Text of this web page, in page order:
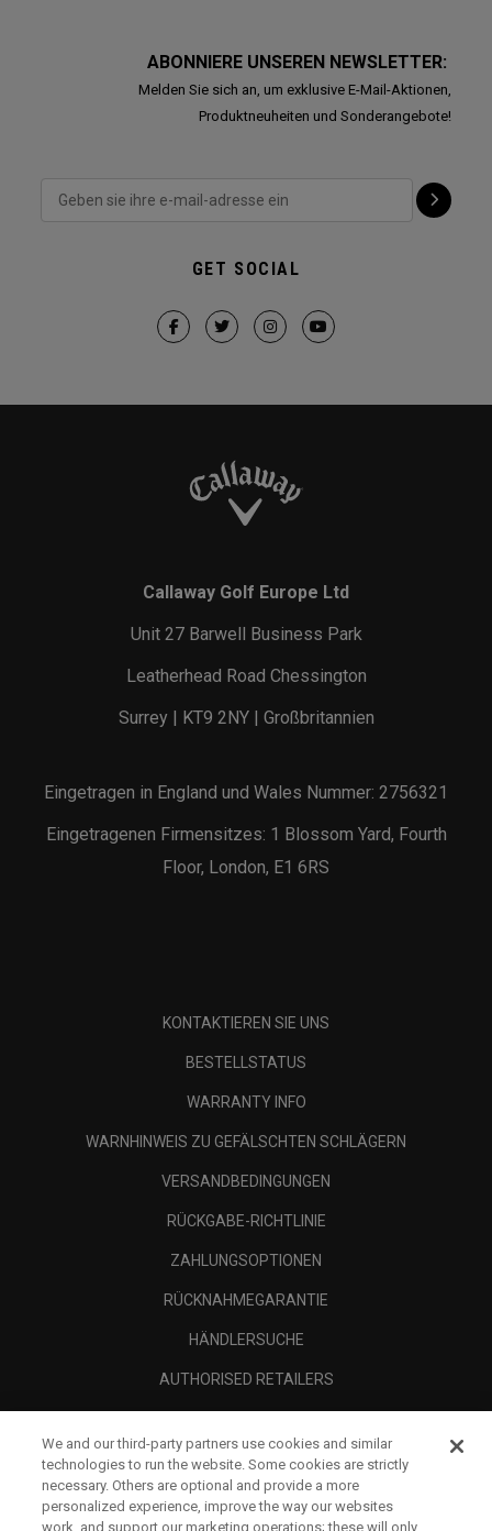
ABONNIERE UNSEREN NEWSLETTER:
Melden Sie sich an, um exklusive E-Mail-Aktionen,
Produktneuheiten und Sonderangebote!
GET SOCIAL
Callaway Golf Europe Ltd
Unit 27 Barwell Business Park
Leatherhead Road Chessington
Surrey | KT9 2NY | Großbritannien
Eingetragen in England und Wales Nummer: 2756321
Eingetragenen Firmensitzes: 1 Blossom Yard, Fourth
Floor, London, E1 6RS
KONTAKTIEREN SIE UNS
BESTELLSTATUS
WARRANTY INFO
WARNHINWEIS ZU GEFÄLSCHTEN SCHLÄGERN
VERSANDBEDINGUNGEN
RÜCKGABE-RICHTLINIE
ZAHLUNGSOPTIONEN
RÜCKNAHMEGARANTIE
HÄNDLERSUCHE
AUTHORISED RETAILERS
UNTERNEHMENSPROFIL
RECHTLICHES-
We and our third-party partners use cookies and similar
technologies to run the website. Some cookies are strictly
necessary. Others are optional and provide a more
personalized experience, improve the way our websites
work, and support our marketing operations; these will only